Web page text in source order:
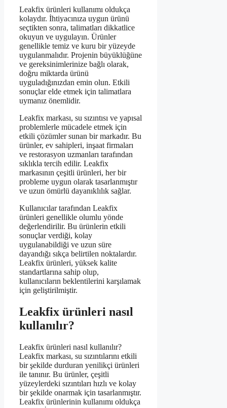
Leakfix ürünleri kullanımı oldukça
kolaydır. İhtiyacınıza uygun ürünü
seçtikten sonra, talimatları dikkatlice
okuyun ve uygulayın. Ürünler
genellikle temiz ve kuru bir yüzeyde
uygulanmalıdır. Projenin büyüklüğüne
ve gereksinimlerinize bağlı olarak,
doğru miktarda ürünü
uyguladığınızdan emin olun. Etkili
sonuçlar elde etmek için talimatlara
uymanız önemlidir.
Leakfix markası, su sızıntısı ve yapısal
problemlerle mücadele etmek için
etkili çözümler sunan bir markadır. Bu
ürünler, ev sahipleri, inşaat firmaları
ve restorasyon uzmanları tarafından
sıklıkla tercih edilir. Leakfix
markasının çeşitli ürünleri, her bir
probleme uygun olarak tasarlanmıştır
ve uzun ömürlü dayanıklılık sağlar.
Kullanıcılar tarafından Leakfix
ürünleri genellikle olumlu yönde
değerlendirilir. Bu ürünlerin etkili
sonuçlar verdiği, kolay
uygulanabildiği ve uzun süre
dayandığı sıkça belirtilen noktalardır.
Leakfix ürünleri, yüksek kalite
standartlarına sahip olup,
kullanıcıların beklentilerini karşılamak
için geliştirilmiştir.
Leakfix ürünleri nasıl
kullanılır?
Leakfix ürünleri nasıl kullanılır?
Leakfix markası, su sızıntılarını etkili
bir şekilde durduran yenilikçi ürünleri
ile tanınır. Bu ürünler, çeşitli
yüzeylerdeki sızıntıları hızlı ve kolay
bir şekilde onarmak için tasarlanmıştır.
Leakfix ürünlerinin kullanımı oldukça